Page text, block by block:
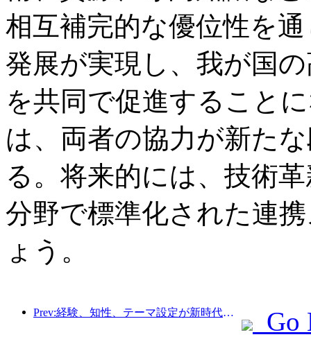
相互補完的な優位性を
発展が実現し、我が国
を共同で促進すること
は、両者の協力が新た
る。将来的には、技術
分野で標準化された連
ょう。
Prev:経験、知性、テーマ設定が新時代のホテルの解決策
Go